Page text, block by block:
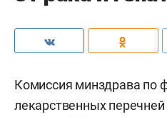
Комиссия минздрава по
лекарственных